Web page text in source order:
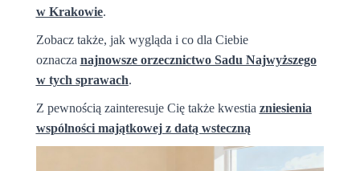
w Krakowie.
Zobacz także, jak wygląda i co dla Ciebie
oznacza najnowsze orzecznictwo Sadu Najwyższego
w tych sprawach.
Z pewnością zainteresuje Cię także kwestia zniesienia
wspólności majątkowej z datą wsteczną